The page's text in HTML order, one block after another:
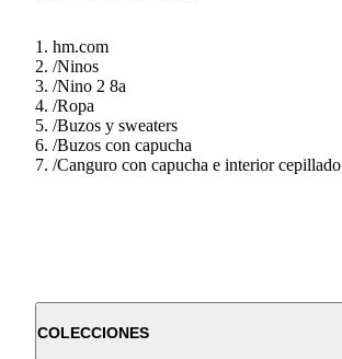
hm.com
/Ninos
/Nino 2 8a
/Ropa
/Buzos y sweaters
/Buzos con capucha
/Canguro con capucha e interior cepillado
COLECCIONES